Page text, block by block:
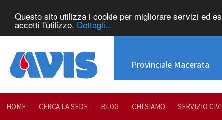
Questo sito utilizza i cookie per migliorare servizi ed
accetti l'utilizzo. Dettagli...
Provinciale Macerata
HOME CERCA LA SEDE BLOG CHI SIAMO SERVIZIO